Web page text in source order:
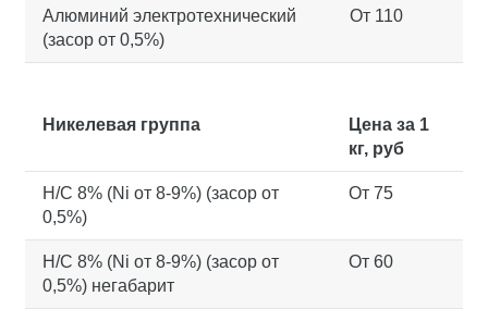
Алюминий электротехнический
(засор от 0,5%)
От 110
Никелевая группа
Цена за 1
кг, руб
Н/С 8% (Ni от 8-9%) (засор от
0,5%)
От 75
Н/С 8% (Ni от 8-9%) (засор от
0,5%) негабарит
От 60